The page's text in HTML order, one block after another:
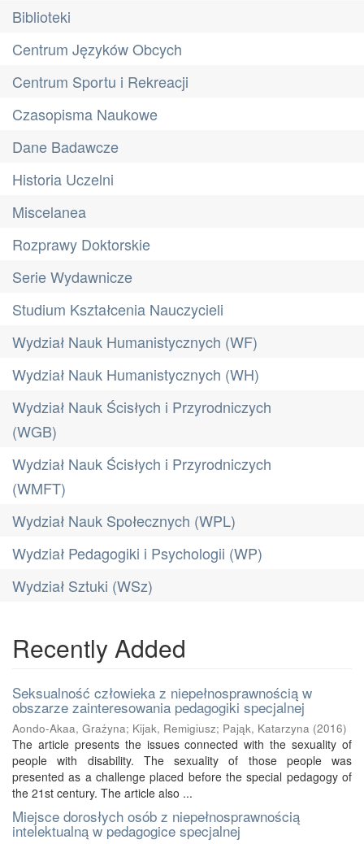
Biblioteki
Centrum Języków Obcych
Centrum Sportu i Rekreacji
Czasopisma Naukowe
Dane Badawcze
Historia Uczelni
Miscelanea
Rozprawy Doktorskie
Serie Wydawnicze
Studium Kształcenia Nauczycieli
Wydział Nauk Humanistycznych (WF)
Wydział Nauk Humanistycznych (WH)
Wydział Nauk Ścisłych i Przyrodniczych
(WGB)
Wydział Nauk Ścisłych i Przyrodniczych
(WMFT)
Wydział Nauk Społecznych (WPL)
Wydział Pedagogiki i Psychologii (WP)
Wydział Sztuki (WSz)
Recently Added
Seksualność człowieka z niepełnosprawnością w
obszarze zainteresowania pedagogiki specjalnej
Aondo-Akaa, Grażyna; Kijak, Remigiusz; Pająk, Katarzyna (2016)
The article presents the issues connected with the sexuality of
people with disability. The sexuality of those people was
presented as a challenge placed before the special pedagogy of
the 21st century. The article also ...
Miejsce dorosłych osób z niepełnosprawnością
intelektualną w pedagogice specjalnej